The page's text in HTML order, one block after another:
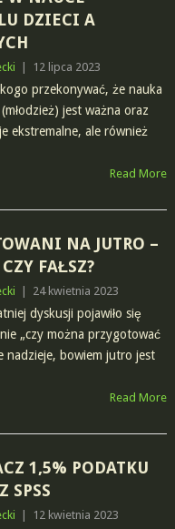
DZIECI A
12 lipca 2023
przekonywać, że nauka
jest ważna oraz
ekstremalne, ale również
Read More
NA JUTRO –
FAŁSZ?
24 kwietnia 2023
dyskusji pojawiło się
„czy można przygotować
nadzieje, bowiem jutro jest
Read More
1,5% PODATKU
SPSS
12 kwietnia 2023